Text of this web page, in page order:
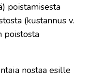
poistamisesta
(kustannus v.
poistosta
nostaa esille